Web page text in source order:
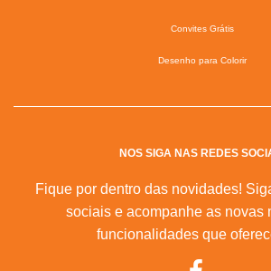
Convites Grátis
Desenho para Colorir
NOS SIGA NAS REDES
Fique por dentro das novidades!
sociais e acompanhe as novas
funcionalidades que